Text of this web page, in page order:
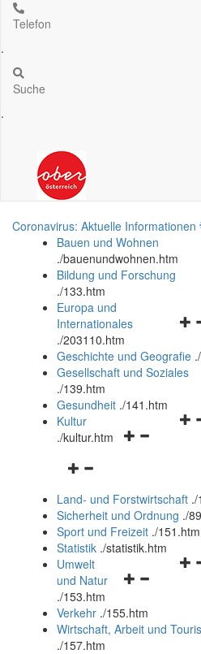
Telefon
.
Suche
.
Coronavirus: Aktuelle Informationen
Bauen und Wohnen
./bauenundwohnen.htm
Bildung und Forschung
./133.htm
und
Europa und
Internationales
./203110.htm
Geschichte und Geografie .
Gesellschaft und Soziales
./139.htm
Gesundheit ./141.htm
Kultur
./kultur.htm
Navigationsmenü
und
schließen
Land- und Forstwirtschaft ./
Sicherheit und Ordnung ./
Sport und Freizeit ./151.htm
Statistik ./statistik.htm
und
schließen
Umwelt
und Natur
./153.htm
Verkehr ./155.htm
Wirtschaft, Arbeit und
./157.htm